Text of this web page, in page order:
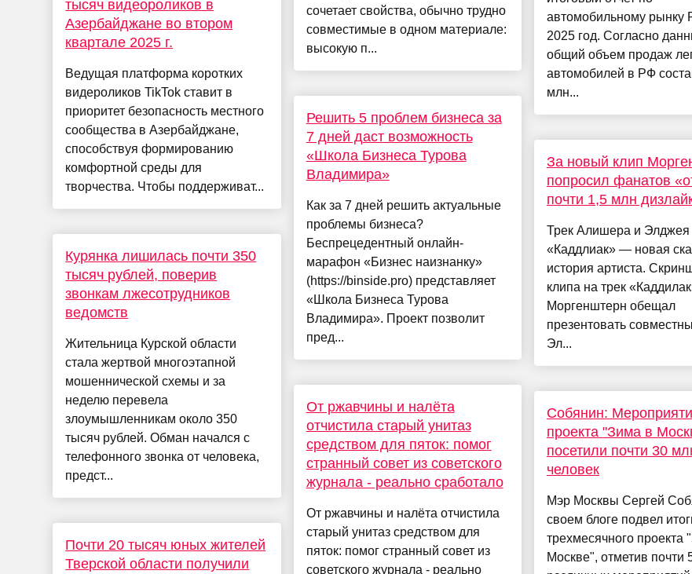
тысяч видеороликов в
Азербайджане во втором
квартале 2025 г.
Ведущая платформа коротких
видероликов TikTok ставит в
приоритет безопасность местного
сообщества в Азербайджане,
способствуя формированию
комфортной среды для
творчества. Чтобы поддерживат...
Курянка лишилась почти 350
тысяч рублей, поверив
звонкам лжесотрудников
ведомств
Жительница Курской области
стала жертвой многоэтапной
мошеннической схемы и за
неделю перевела
злоумышленникам около 350
тысяч рублей. Обман начался с
телефонного звонка от человека,
предст...
Почти 20 тысяч юных жителей
Тверской области получили
сочетает свойства, обычно трудно
совместимые в одном материале:
высокую п...
Решить 5 проблем бизнеса за
7 дней даст возможность
«Школа Бизнеса Турова
Владимира»
Как за 7 дней решить актуальные
проблемы бизнеса?
Беспрецедентный онлайн-
марафон «Бизнес наизнанку»
(https://binside.pro) представляет
«Школа Бизнеса Турова
Владимира». Проект позволит
пред...
От ржавчины и налёта
отчистила старый унитаз
средством для пяток: помог
странный совет из советского
журнала - реально сработало
От ржавчины и налёта отчистила
старый унитаз средством для
пяток: помог странный совет из
советского журнала - реально
автомобильному рынку
2025 год. Согласно
общий объем продаж
автомобилей в РФ
млн...
За новый клип
попросил фанатов
почти 1,5 млн
Трек Алишера и Элджея
«Каддлиак» — новая
история артиста.
клипа на трек
Моргенштерн обещал
презентовать
Эл...
Собянин:
проекта "Зима в
посетили почти 30
человек
Мэр Москвы Сергей
своем блоге подвел
трехмесячного проекта
Москве", отметив почти